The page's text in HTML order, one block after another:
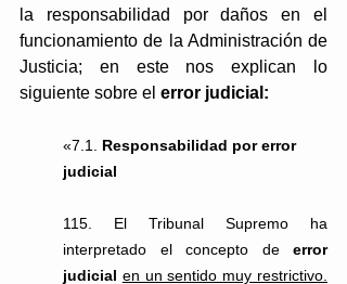
la responsabilidad por daños en el
funcionamiento de la Administración de
Justicia; en este nos explican lo
siguiente sobre el error judicial:
«7.1. Responsabilidad por error
judicial
115. El Tribunal Supremo ha
interpretado el concepto de error
judicial en un sentido muy restrictivo.